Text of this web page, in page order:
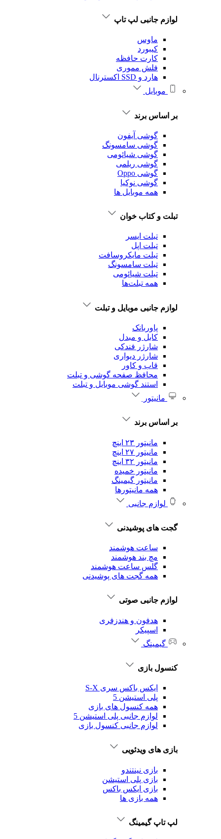
لوازم جانبی لپ تاپ
ماوس
کیبورد
کارت حافظه
فلش مموری
هارد و SSD اکسترنال
موبایل
بر اساس برند
گوشی آیفون
گوشی سامسونگ
گوشی شیائومی
گوشی ریلمی
گوشی Oppo
گوشی نوکیا
همه موبایل ها
تبلت و کتاب خوان
تبلت ایسر
تبلت اپل
تبلت‌ مایکروسافت
تبلت‌ سامسونگ
تبلت شیائومی
همه تبلت‌ها
لوازم جانبی موبایل و تبلت
پاوربانک
کابل و مبدل
شارژر فندکی
شارژر دیواری
قاب و کاور
محافظ صفحه گوشی و تبلت
استند گوشی موبایل و تبلت
مانیتور
بر اساس برند
مانیتور ۲۳ اینچ
مانیتور ۲۷ اینچ
مانیتور ۳۲ اینچ
مانیتور خمیده
مانیتور گیمینگ
همه مانیتورها
لوازم جانبی
گجت های پوشیدنی
ساعت هوشمند
مچ بند هوشمند
گلس ساعت هوشمند
همه گجت های پوشیدنی
لوازم جانبی صوتی
هدفون و هندزفری
اسپیکر
گیمینگ
کنسول بازی
ایکس باکس سری S-X
پلی استیشن 5
همه کنسول های بازی
لوازم جانبی پلی استیشن 5
لوازم جانبی کنسول بازی
بازی های ویدئویی
بازی نینتندو
بازی پلی استیشن
بازی ایکس باکس
همه بازی ها
لپ تاپ گیمینگ